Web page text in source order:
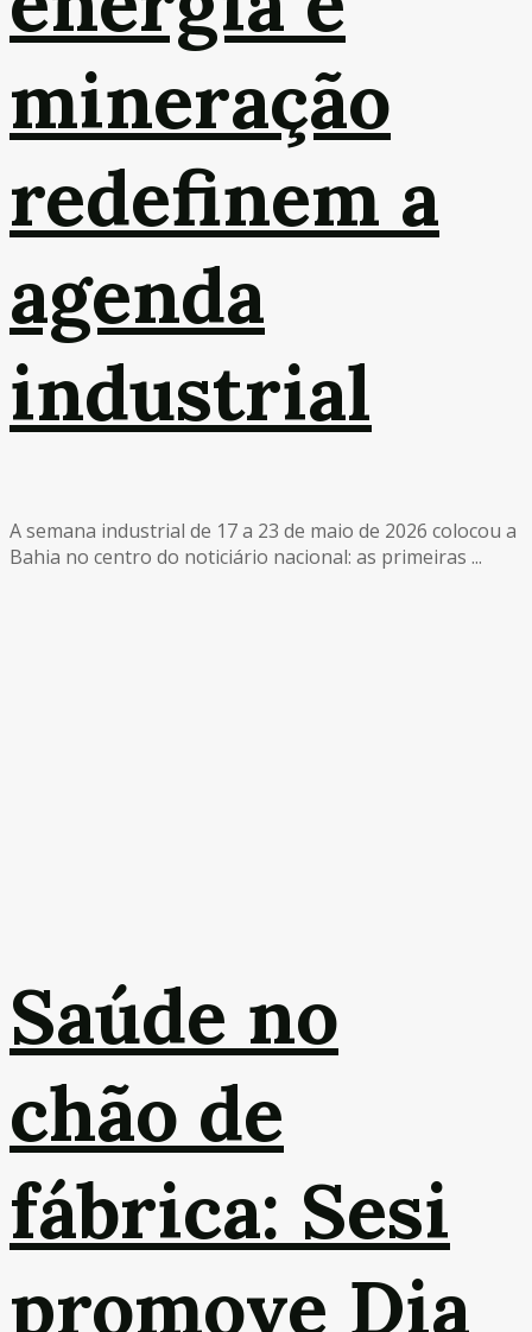
mineração
redefinem a
agenda
industrial
A semana industrial de 17 a 23 de maio de 2026 colocou a
Bahia no centro do noticiário nacional: as primeiras ...
Saúde no
chão de
fábrica: Sesi
promove Dia